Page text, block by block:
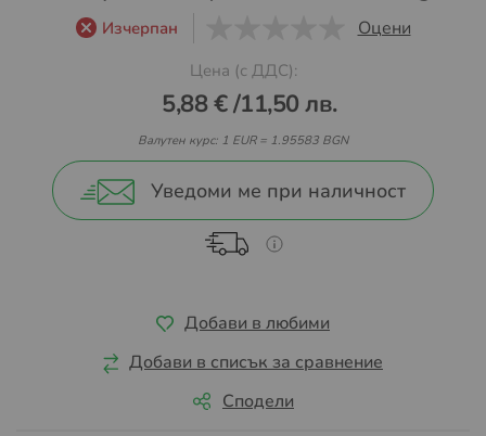
началото Изчерпан Оцени
Цена (с ДДС):
5,88 €/11,50 лв.
Валутен курс: 1 EUR = 1.95583 BGN
Уведоми ме при наличност
Добави в любими
Добави в списък за сравнение
Сподели